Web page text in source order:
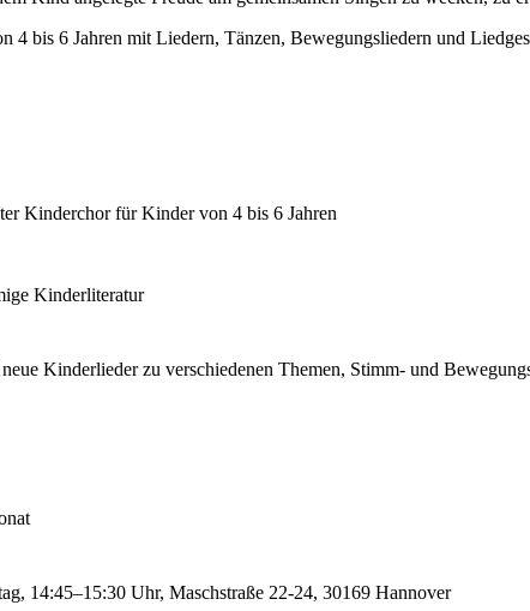
4 bis 6 Jahren mit Liedern, Tänzen, Bewegungsliedern und
Kinderchor für Kinder von 4 bis 6 Jahren
Kinderliteratur
Kinderlieder zu verschiedenen Themen, Stimm- und
14:45–15:30 Uhr, Maschstraße 22-24, 30169 Hannover